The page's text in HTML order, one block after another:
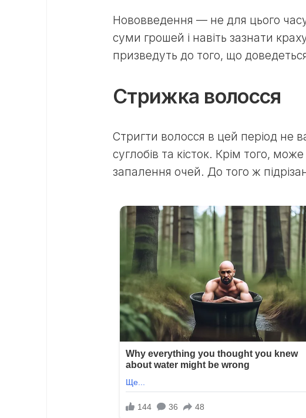
Нововведення — не для цього
суми грошей і навіть зазнати
призведуть до того, що
Стрижка волосся
Стригти волосся в цей період не
суглобів та кісток. Крім того,
запалення очей. До того ж